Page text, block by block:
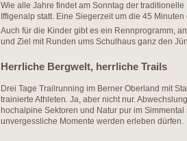
Wie alle Jahre findet am Sonntag der
Iffigenalp statt. Eine Siegerzeit um die 45
Auch für die Kinder gibt es ein Rennprogramm,
und Ziel mit Runden ums Schulhaus ganz den
Herrliche Bergwelt, herrliche Trails
Drei Tage Trailrunning im Berner Oberland mit
trainierte Athleten. Ja, aber nicht nur.
hochalpine Sektoren und Natur pur im
unvergessliche Momente werden erleben dürfen.